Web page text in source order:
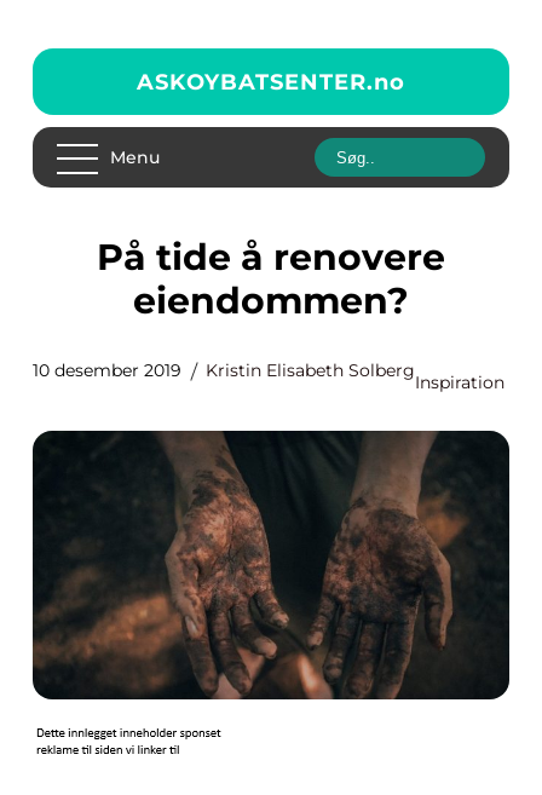
ASKOYBATSENTER.no
Menu
På tide å renovere
eiendommen?
10 desember 2019 Kristin Elisabeth Solberg
Inspiration